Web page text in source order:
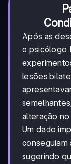
Após as
o psicólogo
lesões
alteração
Um dado
conseguiam
sugerindo